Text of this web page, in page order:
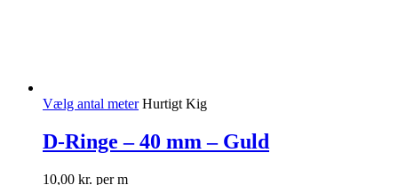
Vælg antal meter Hurtigt Kig
D-Ringe – 40 mm – Guld
10,00 kr. per m